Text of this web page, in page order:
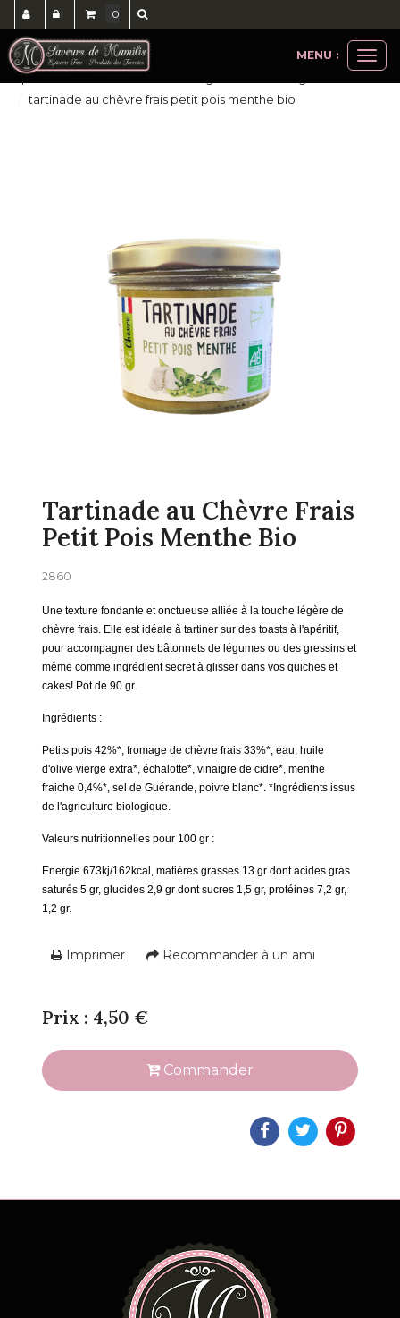
le
MENU :
epicerie salée
tartinade au chèvre frais petit pois menthe bio
Tartinade au Chèvre Frais
Petit Pois Menthe Bio
2860
Une texture fondante et onctueuse alliée à la touche légère de
chèvre frais. Elle est idéale à tartiner sur des toasts à l'apéritif,
pour accompagner des bâtonnets de légumes ou des gressins et
même comme ingrédient secret à glisser dans vos quiches et
cakes! Pot de 90 gr.
Ingrédients :
Petits pois 42%*, fromage de chèvre frais 33%*, eau, huile
d'olive vierge extra*, échalotte*, vinaigre de cidre*, menthe
fraiche 0,4%*, sel de Guérande, poivre blanc*. *Ingrédients issus
de l'agriculture biologique.
Valeurs nutritionnelles pour 100 gr :
Energie 673kj/162kcal, matières grasses 13 gr dont acides gras
saturés 5 gr, glucides 2,9 gr dont sucres 1,5 gr, protéines 7,2 gr,
1,2 gr.
Imprimer Recommander à un ami
Prix : 4,50 €
Commander
0